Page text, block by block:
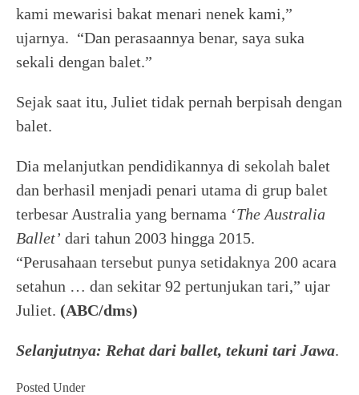
kami mewarisi bakat menari nenek kami,”
ujarnya. “Dan perasaannya benar, saya suka
sekali dengan balet.”
Sejak saat itu, Juliet tidak pernah berpisah dengan
balet.
Dia melanjutkan pendidikannya di sekolah balet
dan berhasil menjadi penari utama di grup balet
terbesar Australia yang bernama ‘The Australia
Ballet’ dari tahun 2003 hingga 2015.
“Perusahaan tersebut punya setidaknya 200 acara
setahun … dan sekitar 92 pertunjukan tari,” ujar
Juliet. (ABC/dms)
Selanjutnya: Rehat dari ballet, tekuni tari Jawa.
Posted Under